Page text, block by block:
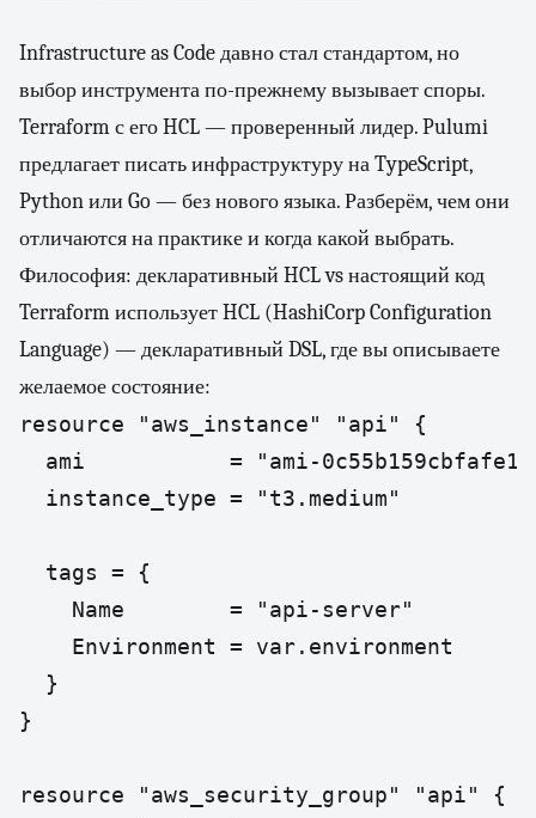
Infrastructure as Code давно стал стандартом, но
выбор инструмента по-прежнему вызывает споры.
Terraform с его HCL — проверенный лидер. Pulumi
предлагает писать инфраструктуру на TypeScript,
Python или Go — без нового языка. Разберём, чем они
отличаются на практике и когда какой выбрать.
Философия: декларативный HCL vs настоящий код
Terraform использует HCL (HashiCorp Configuration
Language) — декларативный DSL, где вы описываете
желаемое состояние:
resource "aws_instance" "api" {
ami           = "ami-
  instance_type = "t3.medium"
  tags = {
    Name        = "api-server"
    Environment = var.environment
  }
}
resource "aws_security_group" "api" {